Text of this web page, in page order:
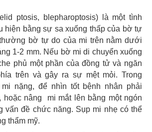
ptosis, blepharoptosis) là một tình
hiện bằng sự sa xuống thấp của bờ tự
bờ tự do của mi trên nằm dưới
1-2 mm. Nếu bờ mi di chuyển xuống
phủ một phần của đồng tử và ngăn
trên và gây ra sự mệt mỏi. Trong
nặng, để nhìn tốt bệnh nhân phải
hoặc nâng mi mắt lên bằng một ngón
vấn đề chức năng. Sụp mi nhẹ có thể
thẩm mỹ.